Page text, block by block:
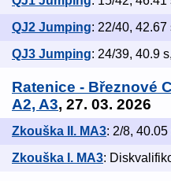
QJ2 Jumping: 22/40, 42.67
QJ3 Jumping: 24/39, 40.9
Ratenice - Březnové
A2, A3, 27. 03. 2026
Zkouška II. MA3: 2/8, 40.05
Zkouška I. MA3: